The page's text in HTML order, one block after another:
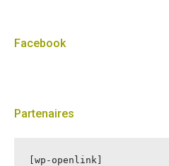
Facebook
Partenaires
[wp-openlink]